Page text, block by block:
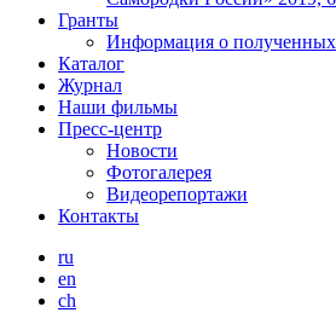
Гранты
Информация о полученных
Каталог
Журнал
Наши фильмы
Пресс-центр
Новости
Фотогалерея
Видеорепортажи
Контакты
ru
en
ch